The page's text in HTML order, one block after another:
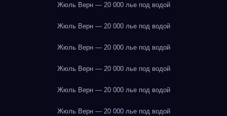
Жюль Верн — 20 000 лье под водой
Жюль Верн — 20 000 лье под водой
Жюль Верн — 20 000 лье под водой
Жюль Верн — 20 000 лье под водой
Жюль Верн — 20 000 лье под водой
Жюль Верн — 20 000 лье под водой